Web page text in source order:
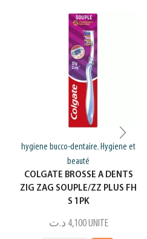
hygiene bucco-dentaire, Hygiene et
beauté
COLGATE BROSSE A DENTS
ZIG ZAG SOUPLE/ZZ PLUS FH
S 1PK
4,100 د.ت UNITE